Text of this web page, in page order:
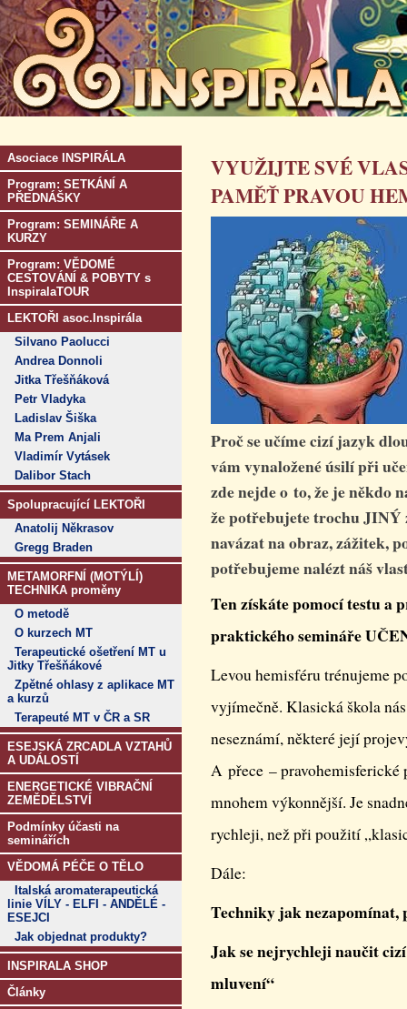
Asociace INSPIRÁLA
Program: SETKÁNÍ A
PŘEDNÁŠKY
Program: SEMINÁŘE A
KURZY
Program: VĚDOMÉ
CESTOVÁNÍ & POBYTY s
InspiralaTOUR
LEKTOŘI asoc.Inspirála
Silvano Paolucci
Andrea Donnoli
Jitka Třešňáková
Petr Vladyka
Ladislav Šiška
Ma Prem Anjali
Vladimír Vytásek
Dalibor Stach
Spolupracující LEKTOŘI
Anatolij Někrasov
Gregg Braden
METAMORFNÍ (MOTÝLÍ)
TECHNIKA proměny
O metodě
O kurzech MT
Terapeutické ošetření MT u
Jitky Třešňákové
Zpětné ohlasy z aplikace MT
a kurzů
Terapeuté MT v ČR a SR
ESEJSKÁ ZRCADLA VZTAHŮ
A UDÁLOSTÍ
ENERGETICKÉ VIBRAČNÍ
ZEMĚDĚLSTVÍ
Podmínky účasti na
seminářích
VĚDOMÁ PÉČE O TĚLO
Italská aromaterapeutická
linie VÍLY - ELFI - ANDĚLÉ -
ESEJCI
Jak objednat produkty?
INSPIRALA SHOP
Články
VYUŽIJTE SVÉ
PAMĚŤ PRAVOU
Proč se učíme cizí jazyk
vám vynaložené úsilí při
zde nejde o to, že je někdo
že potřebujete trochu JINÝ
navázat na obraz, zážitek,
potřebujeme nalézt náš
Ten získáte pomocí testu a
praktického semináře
Levou hemisféru trénujeme
vyjímečně. Klasická škola
neseznámí, některé její
A přece – pravohemisferické
mnohem výkonnější. Je
rychleji, než při použití
Dále:
Techniky jak nezapomínat,
Jak se nejrychleji naučit
mluvení“